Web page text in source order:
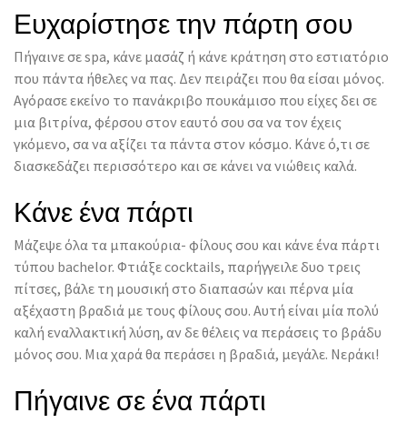
Ευχαρίστησε την πάρτη σου
Πήγαινε σε spa, κάνε μασάζ ή κάνε κράτηση στο εστιατόριο
που πάντα ήθελες να πας. Δεν πειράζει που θα είσαι μόνος.
Αγόρασε εκείνο το πανάκριβο πουκάμισο που είχες δει σε
μια βιτρίνα, φέρσου στον εαυτό σου σα να τον έχεις
γκόμενο, σα να αξίζει τα πάντα στον κόσμο. Κάνε ό,τι σε
διασκεδάζει περισσότερο και σε κάνει να νιώθεις καλά.
Κάνε ένα πάρτι
Μάζεψε όλα τα μπακούρια- φίλους σου και κάνε ένα πάρτι
τύπου bachelor. Φτιάξε cocktails, παρήγγειλε δυο τρεις
πίτσες, βάλε τη μουσική στο διαπασών και πέρνα μία
αξέχαστη βραδιά με τους φίλους σου. Αυτή είναι μία πολύ
καλή εναλλακτική λύση, αν δε θέλεις να περάσεις το βράδυ
μόνος σου. Μια χαρά θα περάσει η βραδιά, μεγάλε. Νεράκι!
Πήγαινε σε ένα πάρτι